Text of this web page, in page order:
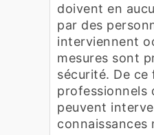
doivent en
par des
interviennent
mesures sont
sécurité. De
professionnels
peuvent
connaissances